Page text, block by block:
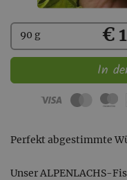
Kaufen
90 g €
In
Perfekt abgestimmte
Unser ALPENLACHS-